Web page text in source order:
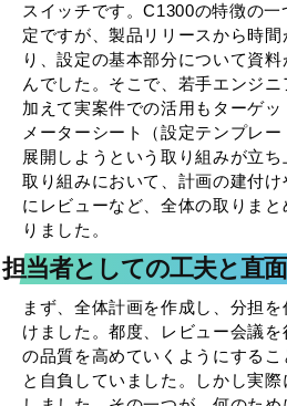
スイッチです。C1300の特徴の
定ですが、製品リリースから時
り、設定の基本部分について資
んでした。そこで、若手エンジニ
加えて実案件での活用もターゲ
メーターシート（設定テンプレ
展開しようという取り組みが立
取り組みにおいて、計画の建付
にレビューなど、全体の取りま
りました。
担当者としての工夫と直
まず、全体計画を作成し、分担
けました。都度、レビュー会議
の品質を高めていくようにする
と自負していました。しかし実